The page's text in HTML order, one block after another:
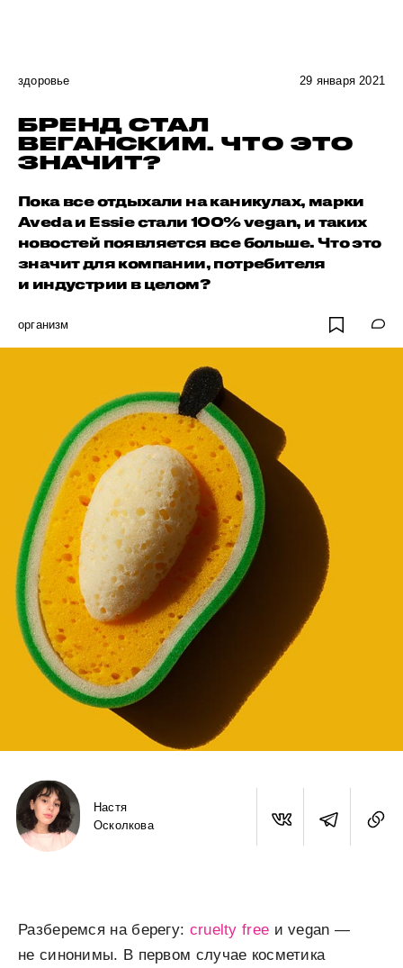
здоровье 29 января 2021
БРЕНД СТАЛ
ВЕГАНСКИМ. ЧТО ЭТО
ЗНАЧИТ?
Пока все отдыхали на каникулах, марки
Aveda и Essie стали 100% vegan, и таких
новостей появляется все больше. Что это
значит для компании, потребителя
и индустрии в целом?
организм
Настя
Осколкова
Разберемся на берегу: cruelty free и vegan —
не синонимы. В первом случае косметика